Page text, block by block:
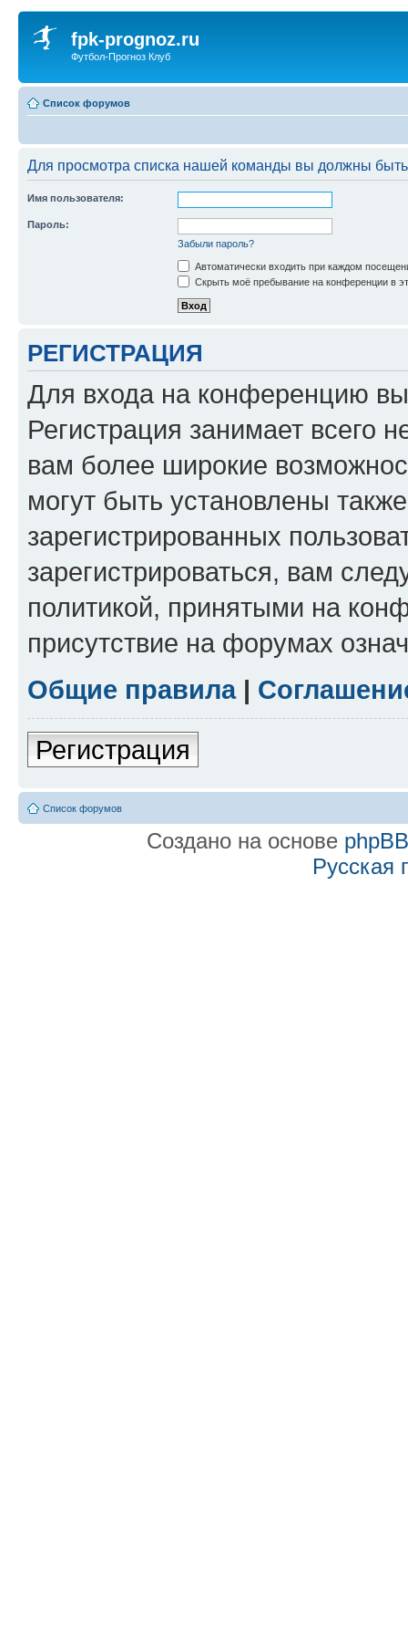
fpk-prognoz.ru
Футбол-Прогноз Клуб
Список форумов
Для просмотра списка нашей команды вы должны
Имя пользователя:
Пароль:
Забыли пароль?
Автоматически входить при каждом
Скрыть моё пребывание на конференции в
РЕГИСТРАЦИЯ
Для входа на конференцию
Регистрация занимает всего
вам более широкие
могут быть установлены
зарегистрированных
зарегистрироваться, вам
политикой, принятыми на
присутствие на форумах
Общие правила|
Регистрация
Список форумов
Создано на основе phpBB
Русская